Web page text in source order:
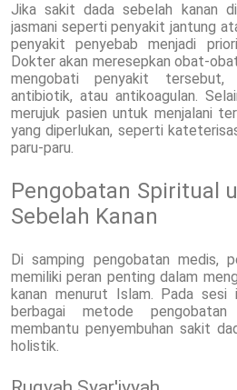
Jika sakit dada sebelah kanan
jasmani seperti penyakit jantung
penyakit penyebab menjadi
Dokter akan meresepkan obat-
mengobati penyakit
antibiotik, atau antikoagulan.
merujuk pasien untuk menjalani
yang diperlukan, seperti
paru-paru.
Pengobatan Spiritual
Sebelah Kanan
Di samping pengobatan medis,
memiliki peran penting dalam
kanan menurut Islam. Pada sesi
berbagai metode
membantu penyembuhan sakit
holistik.